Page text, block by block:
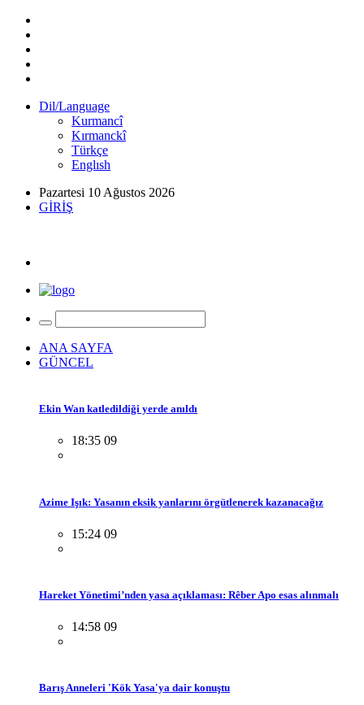
Dil/Language
Kurmancî
Kırmanckî
Türkçe
Englısh
Pazartesi 10 Ağustos 2026
GİRİŞ
ANA SAYFA
GÜNCEL
Ekin Wan katledildiği yerde anıldı
18:35 09
Azime Işık: Yasanın eksik yanlarını örgütlenerek kazanacağız
15:24 09
Hareket Yönetimi’nden yasa açıklaması: Rêber Apo esas alınmalı
14:58 09
Barış Anneleri 'Kök Yasa'ya dair konuştu